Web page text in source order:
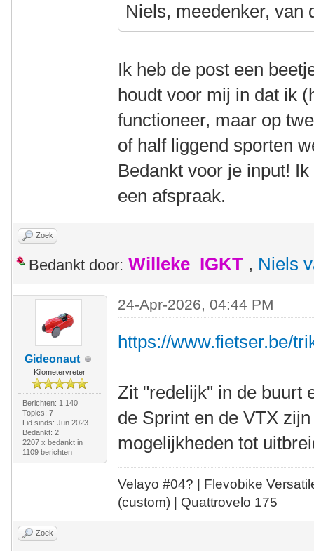
Niels, meedenker, van
Ik heb de post een
houdt voor mij in dat ik
functioneer, maar op
of half liggend sporten
Bedankt voor je input!
een afspraak.
Zoek
Bedankt door: Willeke_IGKT , Niels
Gideonaut
Kilometervreter
Berichten: 1.140
Topics: 7
Lid sinds: Jun 2023
Bedankt: 2
2207 x bedankt in
1109 berichten
24-Apr-2026, 04:44 PM
https://www.fietser.be/
Zit "redelijk" in de buurt
de Sprint en de VTX
mogelijkheden tot
Velayo #04? | Flevobike
(custom) | Quattrovelo 175
Zoek